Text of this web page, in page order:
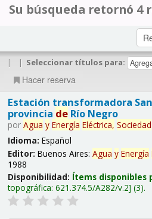
Su búsqueda retornó 4
| | Seleccionar títulos para:
Hacer reserva
Estación transformadora
provincia deRío Negro
por Agua y Energía Eléctrica, Sociedad
Idioma: Español
Editor: Buenos Aires: Agua y Energía
1988
Disponibilidad: Ítems disponibles
topográfica: 621.374.5/A282/v.2 (3).